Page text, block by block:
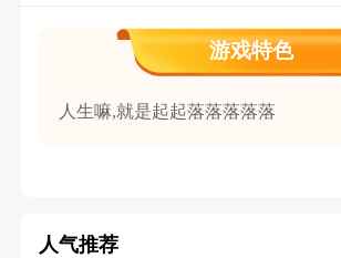
游戏特色
人生嘛,就是起起落落落落落
人气推荐